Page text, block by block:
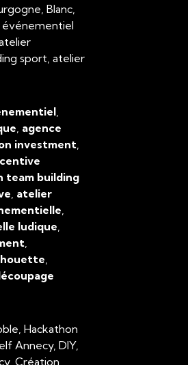
Blanc,
événementiel
sport, atelier
,
, agence
investment,
team building
, atelier
,
ludique,
,
,
Hackathon
Annecy, DIY,
Création